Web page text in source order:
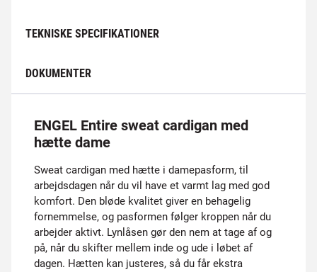
TEKNISKE SPECIFIKATIONER
DOKUMENTER
ENGEL Entire sweat cardigan med
hætte dame
Sweat cardigan med hætte i damepasform, til
arbejdsdagen når du vil have et varmt lag med god
komfort. Den bløde kvalitet giver en behagelig
fornemmelse, og pasformen følger kroppen når du
arbejder aktivt. Lynlåsen gør den nem at tage af og
på, når du skifter mellem inde og ude i løbet af
dagen. Hætten kan justeres, så du får ekstra